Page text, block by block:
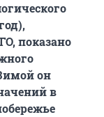
показано
он
в